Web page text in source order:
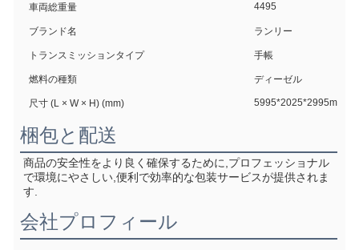
車両総重量 4495
ブランド名 ランリー
トランスミッションタイプ 手帳
燃料の種類 ディーゼル
尺寸 (L × W × H) (mm) 5995*2025*2995mm
梱包と配送
商品の安全性をより良く確保するために,プロフェッショナル
で環境にやさしい,便利で効率的な包装サービスが提供されま
す.
会社プロフィール